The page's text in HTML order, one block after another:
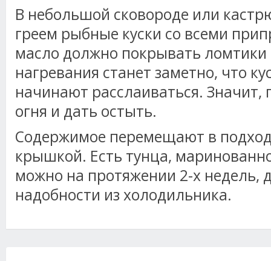
В небольшой сковороде или
греем рыбные куски со всеми
масло должно покрывать
нагревания станет заметно, что
начинают расслаиваться. Значит,
огня и дать остыть.
Содержимое перемещают в
крышкой. Есть тунца,
можно на протяжении 2-х недель,
надобности из холодильника.